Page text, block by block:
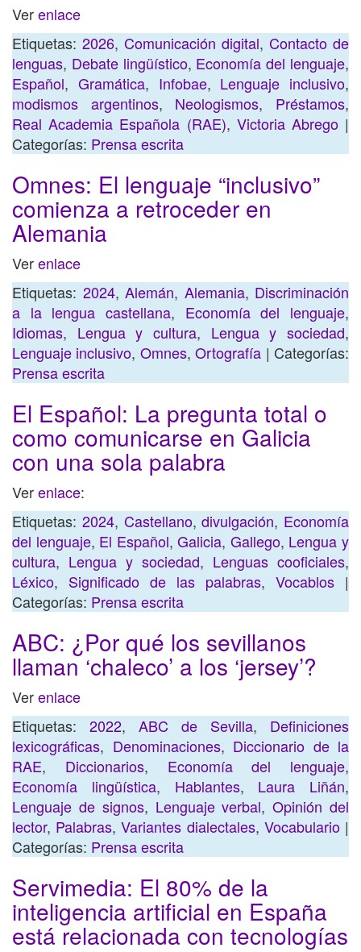
Verenlace
Etiquetas: 2026, Comunicación digital, Contacto de
lenguas, Debate lingüístico, Economía del lenguaje,
Español, Gramática, Infobae, Lenguaje inclusivo,
modismos argentinos, Neologismos, Préstamos,
Real Academia Española (RAE), Victoria Abrego|
Categorías: Prensa escrita
Omnes: El lenguaje “inclusivo”
comienza a retroceder en
Alemania
Verenlace
Etiquetas: 2024, Alemán, Alemania, Discriminación
a la lengua castellana, Economía del lenguaje,
Idiomas, Lengua y cultura, Lengua y sociedad,
Lenguaje inclusivo, Omnes,Ortografía | Categorías:
Prensa escrita
El Español: La pregunta total o
como comunicarse en Galicia
con una sola palabra
Verenlace:
Etiquetas: 2024, Castellano,divulgación, Economía
del lenguaje, El Español,Galicia, Gallego, Lengua y
cultura, Lengua y sociedad, Lenguas cooficiales,
Léxico, Significado de las palabras, Vocablos |
Categorías: Prensa escrita
ABC: ¿Por qué los sevillanos
llaman ‘chaleco’ a los ‘jersey’?
Verenlace
Etiquetas: 2022, ABC de Sevilla, Definiciones
lexicográficas, Denominaciones, Diccionario de la
RAE, Diccionarios, Economía del lenguaje,
Economía lingüística, Hablantes, Laura Liñán,
Lenguaje de signos, Lenguaje verbal,Opinión del
lector, Palabras,Variantes dialectales, Vocabulario|
Categorías: Prensa escrita
Servimedia: El 80% de la
inteligencia artificial en España
está relacionada con tecnologías